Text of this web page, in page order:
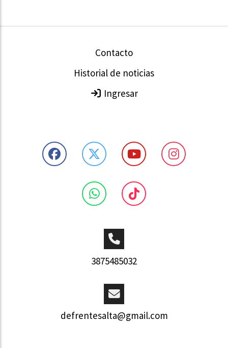
Contacto
Historial de noticias
Ingresar
3875485032
defrentesalta@gmail.com